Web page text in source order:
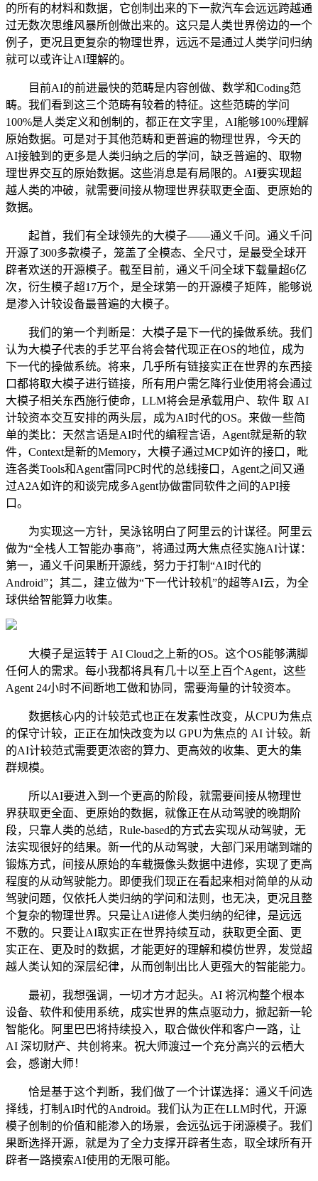
的所有的材料和数据，它创制出来的下一款汽车会远远跨越通
过无数次思维风暴所创做出来的。这只是人类世界傍边的一个
例子，更况且更复杂的物理世界，远远不是通过人类学问归纳
就可以或许让AI理解的。
目前AI的前进最快的范畴是内容创做、数学和Coding范
畴。我们看到这三个范畴有较着的特征。这些范畴的学问
100%是人类定义和创制的，都正在文字里，AI能够100%理解
原始数据。可是对于其他范畴和更普遍的物理世界，今天的
AI接触到的更多是人类归纳之后的学问，缺乏普遍的、取物
理世界交互的原始数据。这些消息是有局限的。AI要实现超
越人类的冲破，就需要间接从物理世界获取更全面、更原始的
数据。
起首，我们有全球领先的大模子——通义千问。通义千问
开源了300多款模子，笼盖了全模态、全尺寸，是最受全球开
辟者欢送的开源模子。截至目前，通义千问全球下载量超6亿
次，衍生模子超17万个，是全球第一的开源模子矩阵，能够说
是渗入计较设备最普遍的大模子。
我们的第一个判断是：大模子是下一代的操做系统。我们
认为大模子代表的手艺平台将会替代现正在OS的地位，成为
下一代的操做系统。将来，几乎所有链接实正在世界的东西接
口都将取大模子进行链接，所有用户需乞降行业使用将会通过
大模子相关东西施行使命，LLM将会是承载用户、软件 取 AI
计较资本交互安排的两头层，成为AI时代的OS。来做一些简
单的类比：天然言语是AI时代的编程言语，Agent就是新的软
件，Context是新的Memory，大模子通过MCP如许的接口，毗
连各类Tools和Agent雷同PC时代的总线接口，Agent之间又通
过A2A如许的和谈完成多Agent协做雷同软件之间的API接
口。
为实现这一方针，吴泳铭明白了阿里云的计谋径。阿里云
做为“全栈人工智能办事商”，将通过两大焦点径实施AI计谋：
第一，通义千问果断开源线，努力于打制“AI时代的
Android”；其二，建立做为“下一代计较机”的超等AI云，为全
球供给智能算力收集。
大模子是运转于 AI Cloud之上新的OS。这个OS能够满脚
任何人的需求。每小我都将具有几十以至上百个Agent，这些
Agent 24小时不间断地工做和协同，需要海量的计较资本。
数据核心内的计较范式也正在发素性改变，从CPU为焦点
的保守计较，正正在加快改变为以 GPU为焦点的 AI 计较。新
的AI计较范式需要更浓密的算力、更高效的收集、更大的集
群规模。
所以AI要进入到一个更高的阶段，就需要间接从物理世
界获取更全面、更原始的数据，就像正在从动驾驶的晚期阶
段，只靠人类的总结，Rule-based的方式去实现从动驾驶，无
法实现很好的结果。新一代的从动驾驶，大部门采用端到端的
锻炼方式，间接从原始的车载摄像头数据中进修，实现了更高
程度的从动驾驶能力。即便我们现正在看起来相对简单的从动
驾驶问题，仅依托人类归纳的学问和法则，也无决，更况且整
个复杂的物理世界。只是让AI进修人类归纳的纪律，是远远
不敷的。只要让AI取实正在世界持续互动，获取更全面、更
实正在、更及时的数据，才能更好的理解和模仿世界，发觉超
越人类认知的深层纪律，从而创制出比人更强大的智能能力。
最初，我想强调，一切才方才起头。AI 将沉构整个根本
设备、软件和使用系统，成实世界的焦点驱动力，掀起新一轮
智能化。阿里巴巴将持续投入，取合做伙伴和客户一路，让
AI 深切财产、共创将来。祝大师渡过一个充分高兴的云栖大
会，感谢大师！
恰是基于这个判断，我们做了一个计谋选择：通义千问选
择线，打制AI时代的Android。我们认为正在LLM时代，开源
模子创制的价值和能渗入的场景，会远弘远于闭源模子。我们
果断选择开源，就是为了全力支撑开辟者生态，取全球所有开
辟者一路摸索AI使用的无限可能。